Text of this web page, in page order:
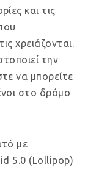
και τις
χρειάζονται.
την
να μπορείτε
στο δρόμο
με
5.0 (Lollipop)